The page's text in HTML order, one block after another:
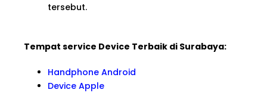
tersebut.
Tempat service Device Terbaik di Surabaya:
Handphone Android
Device Apple